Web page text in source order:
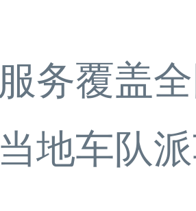
服务覆盖
当地车队